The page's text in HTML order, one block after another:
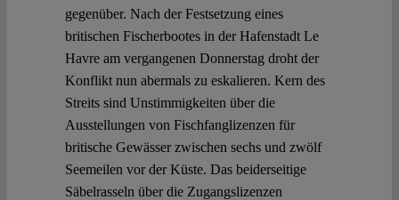
Authors
Spotlight
gegenüber. Nach der Festsetzung eines
britischen Fischerbootes in der Hafenstadt Le
Havre am vergangenen Donnerstag droht der
Konflikt nun abermals zu eskalieren. Kern des
Streits sind Unstimmigkeiten über die
Ausstellungen von Fischfanglizenzen für
britische Gewässer zwischen sechs und zwölf
Seemeilen vor der Küste. Das beiderseitige
Säbelrasseln über die Zugangslizenzen